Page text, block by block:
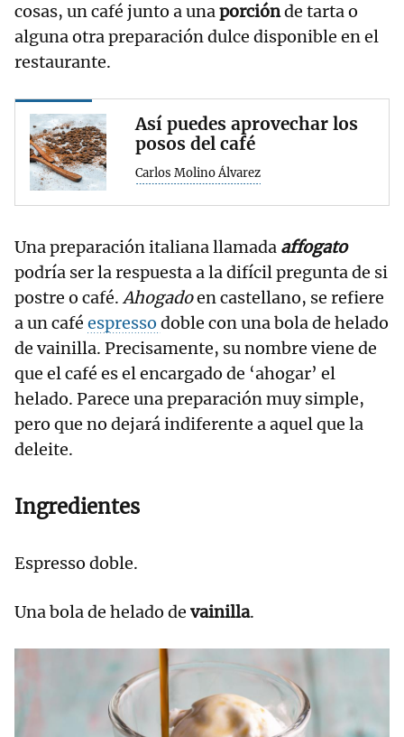
cosas, un café junto a unaporciónde tarta o
alguna otra preparación dulce disponible en el
restaurante.
Así puedes aprovechar los
posos del café
Carlos Molino Álvarez
Una preparación italiana llamada affogato
podría ser la respuesta a la difícil pregunta de si
postre o café.Ahogadoen castellano, se refiere
a un café espresso doble con una bola de helado
de vainilla. Precisamente, su nombre viene de
que el café es el encargado de ‘ahogar’ el
helado. Parece una preparación muy simple,
pero que no dejará indiferente a aquel que la
deleite.
Ingredientes
Espresso doble.
Una bola de helado de vainilla.